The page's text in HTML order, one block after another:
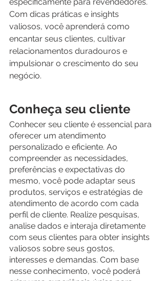
Com dicas práticas e insights
valiosos, você aprenderá como
encantar seus clientes, cultivar
relacionamentos duradouros e
impulsionar o crescimento do seu
negócio.
Conheça seu cliente
Conhecer seu cliente é essencial para
oferecer um atendimento
personalizado e eficiente. Ao
compreender as necessidades,
preferências e expectativas do
mesmo, você pode adaptar seus
produtos, serviços e estratégias de
atendimento de acordo com cada
perfil de cliente. Realize pesquisas,
analise dados e interaja diretamente
com seus clientes para obter insights
valiosos sobre seus gostos,
interesses e demandas. Com base
nesse conhecimento, você poderá